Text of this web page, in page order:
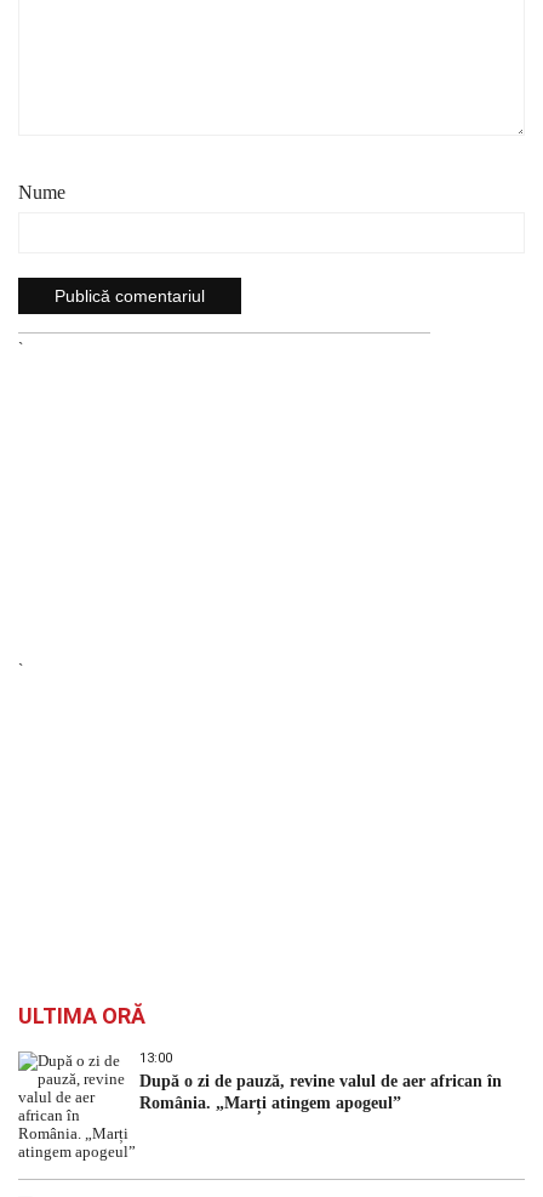
Nume
`
`
ULTIMA ORĂ
13:00
După o zi de pauză, revine valul de aer african în
România. „Marți atingem apogeul”